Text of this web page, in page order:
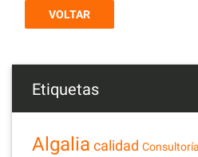
VOLTAR
Etiquetas
Algalia calidad